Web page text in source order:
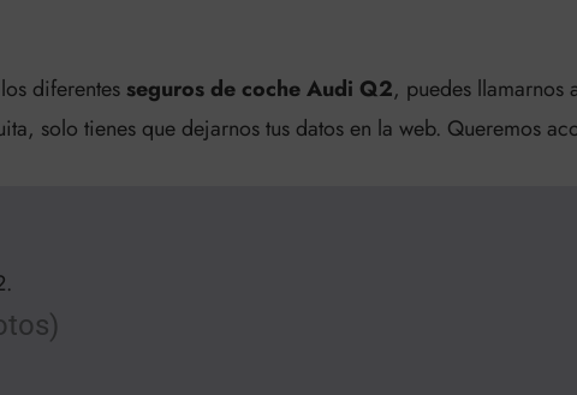
diferentesseguros de coche Audi Q2, puedes
solo tienes que dejarnos tus datos en la web. Queremos